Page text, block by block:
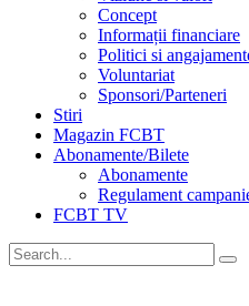
Concept
Informații financiare
Politici si
Voluntariat
Sponsori/Parteneri
Stiri
Magazin FCBT
Abonamente/Bilete
Abonamente
Regulament
FCBT TV